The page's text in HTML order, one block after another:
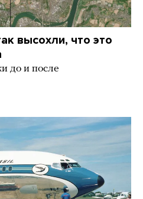
высохли, что это
до и после